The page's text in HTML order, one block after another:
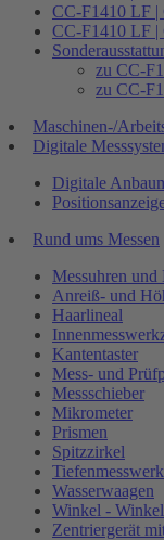
CC-F1410 LF |
CC-F1410 LF |
zu CC-
zu CC-
Maschinen-/
Digitale
Digitale
Rund ums Messen
Messuhren und
Anreiß- und
Haarlineal
Kantentaster
Mess- und
Messschieber
Mikrometer
Prismen
Spitzzirkel
Wasserwaagen
Winkel -
Zentriergerät